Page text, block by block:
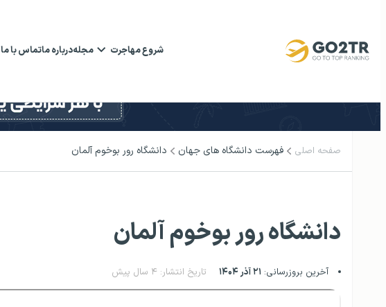
شروع مهاجرت مجلهدرباره ماتماس با ما
صفحه اصلی فهرست دانشگاه‌ های جهان دانشگاه رور بوخوم آلمان
دانشگاه رور بوخوم آلمان
آخرین بروزرسانی: ۲۱ آذر ۱۴۰۴ تاریخ انتشار: ۴ سال پیش